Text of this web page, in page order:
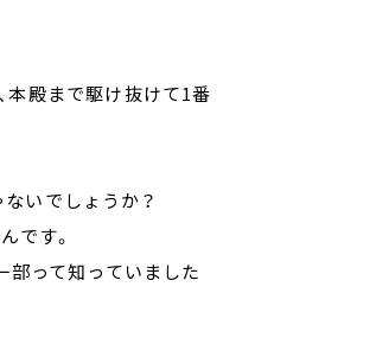
本殿まで駆け抜けて1番
いでしょうか？
です。
部って知っていました